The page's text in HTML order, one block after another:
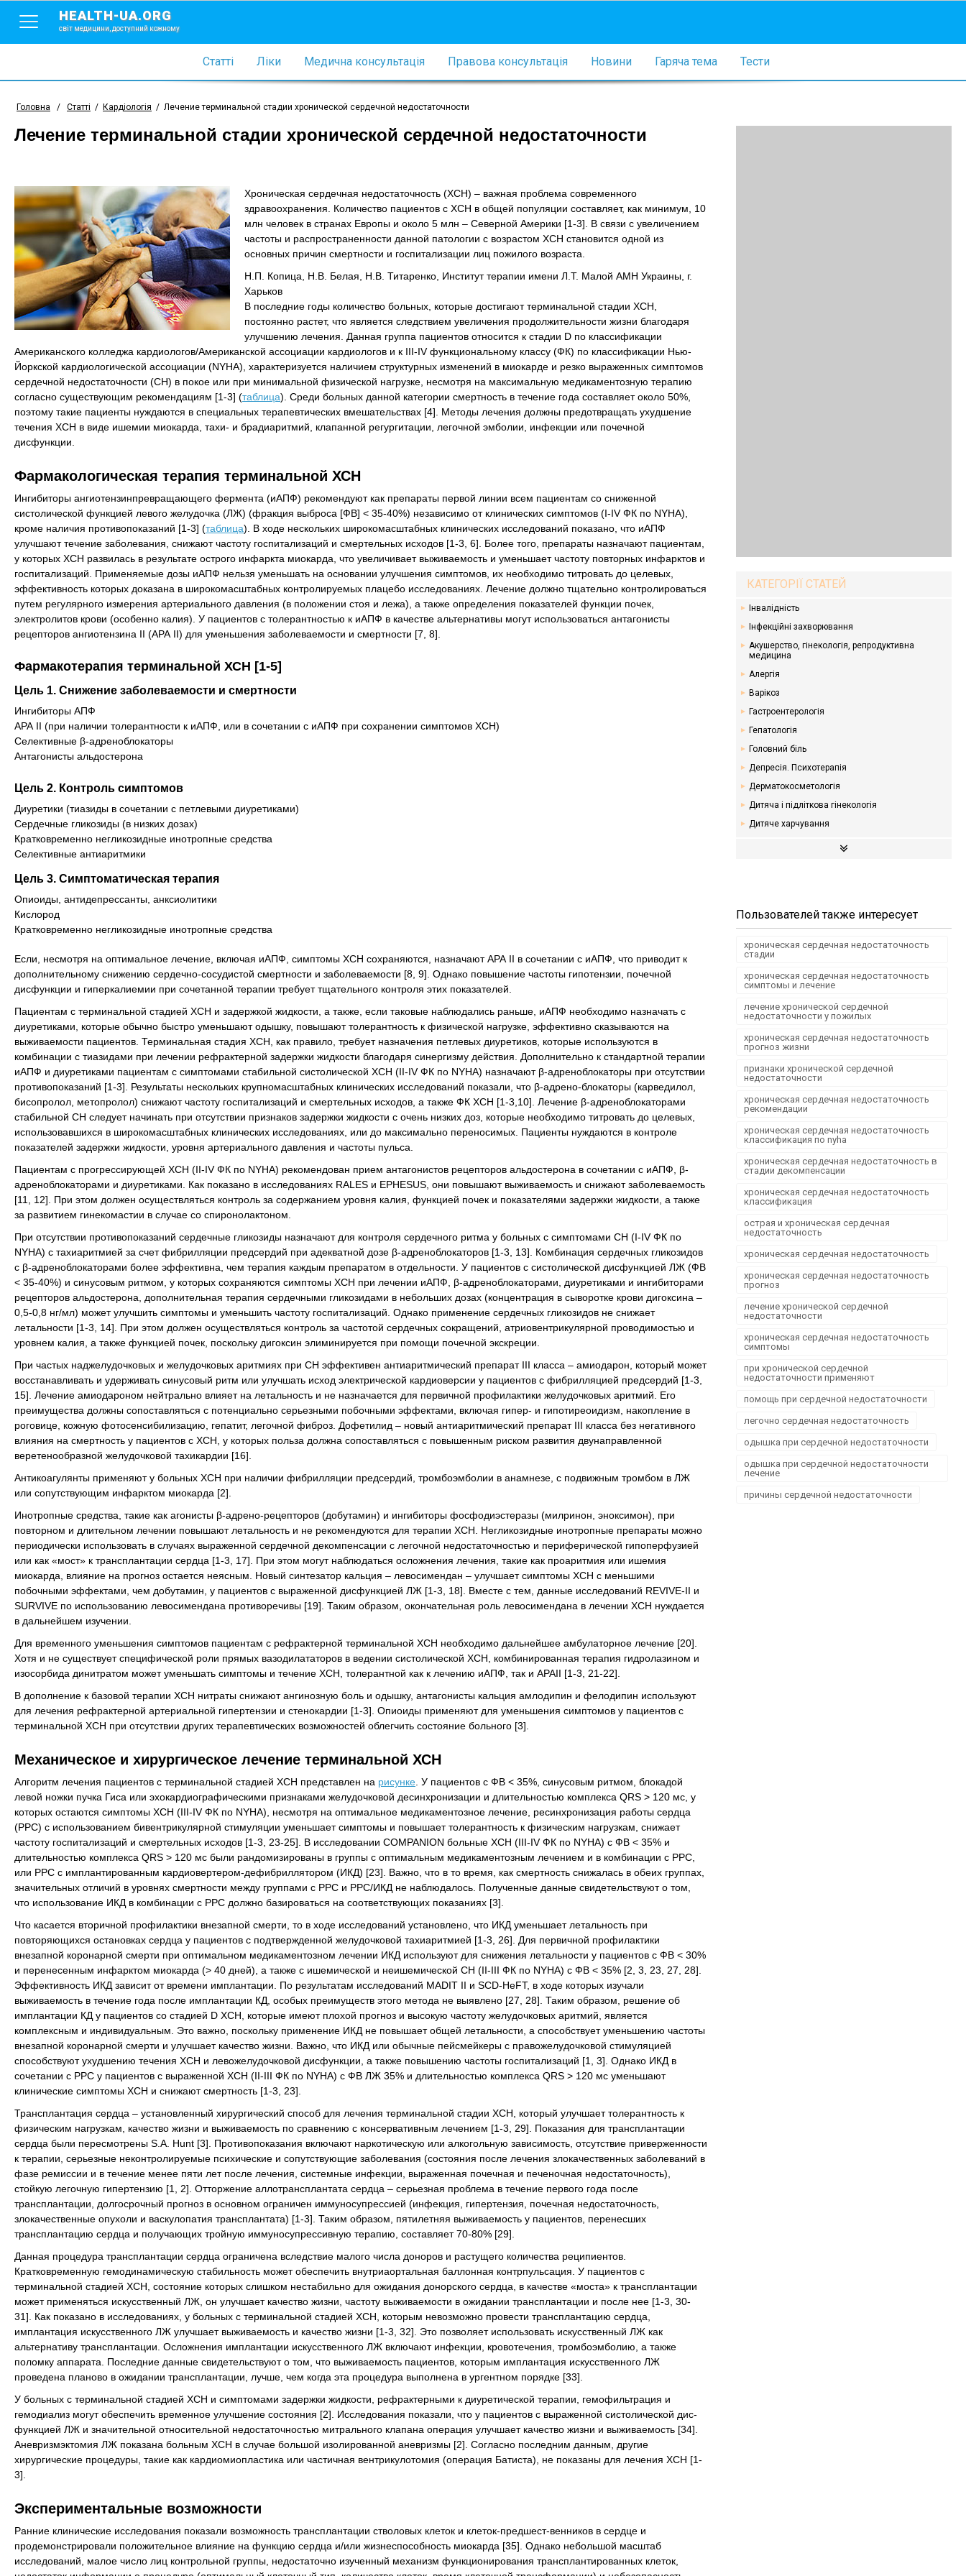
HEALTH-UA.ORG
світ медицини, доступний кожному
Статті Ліки Медична консультація Правова консультація Новини Гаряча тема Тести
Головна / Статті / Кардіологія / Лечение терминальной стадии хронической сердечной недостаточности
Лечение терминальной стадии хронической сердечной недостаточности
Хроническая сердечная недостаточность (ХСН) – важная проблема современного
здравоохранения. Количество пациентов с ХСН в общей популяции составляет, как минимум, 10
млн человек в странах Европы и около 5 млн – Северной Америки [1-3]. В связи с увеличением
частоты и распространенности данной патологии с возрастом ХСН становится одной из
основных причин смертности и госпитализации лиц пожилого возраста.
Н.П. Копица, Н.В. Белая, Н.В. Титаренко, Институт терапии имени Л.Т. Малой АМН Украины, г.
Харьков
В последние годы количество больных, которые достигают терминальной стадии ХСН,
постоянно растет, что является следствием увеличения продолжительности жизни благодаря
улучшению лечения. Данная группа пациентов относится к стадии D по классификации
Американского колледжа кардиологов/Американской ассоциации кардиологов и к III-IV функциональному классу (ФК) по классификации Нью-
Йоркской кардиологической ассоциации (NYHA), характеризуется наличием структурных изменений в миокарде и резко выраженных симптомов
сердечной недостаточности (СН) в покое или при минимальной физической нагрузке, несмотря на максимальную медикаментозную терапию
согласно существующим рекомендациям [1-3] (таблица). Среди больных данной категории смертность в течение года составляет около 50%,
поэтому такие пациенты нуждаются в специальных терапевтических вмешательствах [4]. Методы лечения должны предотвращать ухудшение
течения ХСН в виде ишемии миокарда, тахи- и брадиаритмий, клапанной регургитации, легочной эмболии, инфекции или почечной
дисфункции.
Фармакологическая терапия терминальной ХСН
Ингибиторы ангиотензинпревращающего фермента (иАПФ) рекомендуют как препараты первой линии всем пациентам со сниженной
систолической функцией левого желудочка (ЛЖ) (фракция выброса [ФВ] < 35-40%) независимо от клинических симптомов (I-IV ФК по NYHA),
кроме наличия противопоказаний [1-3] (таблица). В ходе нескольких широкомасштабных клинических исследований показано, что иАПФ
улучшают течение заболевания, снижают частоту госпитализаций и смертельных исходов [1-3, 6]. Более того, препараты назначают пациентам,
у которых ХСН развилась в результате острого инфаркта миокарда, что увеличивает выживаемость и уменьшает частоту повторных инфарктов и
госпитализаций. Применяемые дозы иАПФ нельзя уменьшать на основании улучшения симптомов, их необходимо титровать до целевых,
эффективность которых доказана в широкомасштабных контролируемых плацебо исследованиях. Лечение должно тщательно контролироваться
путем регулярного измерения артериального давления (в положении стоя и лежа), а также определения показателей функции почек,
электролитов крови (особенно калия). У пациентов с толерантностью к иАПФ в качестве альтернативы могут использоваться антагонисты
рецепторов ангиотензина II (АРА II) для уменьшения заболеваемости и смертности [7, 8].
Фармакотерапия терминальной ХСН [1-5]
Цель 1. Снижение заболеваемости и смертности
Ингибиторы АПФ
АРА II (при наличии толерантности к иАПФ, или в сочетании с иАПФ при сохранении симптомов ХСН)
Селективные β-адреноблокаторы
Антагонисты альдостерона
Цель 2. Контроль симптомов
Диуретики (тиазиды в сочетании с петлевыми диуретиками)
Сердечные гликозиды (в низких дозах)
Кратковременно негликозидные инотропные средства
Селективные антиаритмики
Цель 3. Симптоматическая терапия
Опиоиды, антидепрессанты, анксиолитики
Кислород
Кратковременно негликозидные инотропные средства
Если, несмотря на оптимальное лечение, включая иАПФ, симптомы ХСН сохраняются, назначают АРА II в сочетании с иАПФ, что приводит к
дополнительному снижению сердечно-сосудистой смертности и заболеваемости [8, 9]. Однако повышение частоты гипотензии, почечной
дисфункции и гиперкалиемии при сочетанной терапии требует тщательного контроля этих показателей.
Пациентам с терминальной стадией ХСН и задержкой жидкости, а также, если таковые наблюдались раньше, иАПФ необходимо назначать с
диуретиками, которые обычно быстро уменьшают одышку, повышают толерантность к физической нагрузке, эффективно сказываются на
выживаемости пациентов. Терминальная стадия ХСН, как правило, требует назначения петлевых диуретиков, которые используются в
комбинации с тиазидами при лечении рефрактерной задержки жидкости благодаря синергизму действия. Дополнительно к стандартной терапии
иАПФ и диуретиками пациентам с симптомами стабильной систолической ХСН (II-IV ФК по NYHA) назначают β-адреноблокаторы при отсутствии
противопоказаний [1-3]. Результаты нескольких крупномасштабных клинических исследований показали, что β-адрено-блокаторы (карведилол,
бисопролол, метопролол) снижают частоту госпитализаций и смертельных исходов, а также ФК ХСН [1-3,10]. Лечение β-адреноблокаторами
стабильной СН следует начинать при отсутствии признаков задержки жидкости с очень низких доз, которые необходимо титровать до целевых,
использовавшихся в широкомасштабных клинических исследованиях, или до максимально переносимых. Пациенты нуждаются в контроле
показателей задержки жидкости, уровня артериального давления и частоты пульса.
Пациентам с прогрессирующей ХСН (II-IV ФК по NYHA) рекомендован прием антагонистов рецепторов альдостерона в сочетании с иАПФ, β-
адреноблокаторами и диуретиками. Как показано в исследованиях RALES и EPHESUS, они повышают выживаемость и снижают заболеваемость
[11, 12]. При этом должен осуществляться контроль за содержанием уровня калия, функцией почек и показателями задержки жидкости, а также
за развитием гинекомастии в случае со спиронолактоном.
При отсутствии противопоказаний сердечные гликозиды назначают для контроля сердечного ритма у больных с симптомами СН (I-IV ФК по
NYHA) с тахиаритмией за счет фибрилляции предсердий при адекватной дозе β-адреноблокаторов [1-3, 13]. Комбинация сердечных гликозидов
с β-адреноблокаторами более эффективна, чем терапия каждым препаратом в отдельности. У пациентов с систолической дисфункцией ЛЖ (ФВ
< 35-40%) и синусовым ритмом, у которых сохраняются симптомы ХСН при лечении иАПФ, β-адреноблокаторами, диуретиками и ингибиторами
рецепторов альдостерона, дополнительная терапия сердечными гликозидами в небольших дозах (концентрация в сыворотке крови дигоксина –
0,5-0,8 нг/мл) может улучшить симптомы и уменьшить частоту госпитализаций. Однако применение сердечных гликозидов не снижает
летальности [1-3, 14]. При этом должен осуществляться контроль за частотой сердечных сокращений, атриовентрикулярной проводимостью и
уровнем калия, а также функцией почек, поскольку дигоксин элиминируется при помощи почечной экскреции.
При частых наджелудочковых и желудочковых аритмиях при СН эффективен антиаритмический препарат III класса – амиодарон, который может
восстанавливать и удерживать синусовый ритм или улучшать исход электрической кардиоверсии у пациентов с фибрилляцией предсердий [1-3,
15]. Лечение амиодароном нейтрально влияет на летальность и не назначается для первичной профилактики желудочковых аритмий. Его
преимущества должны сопоставляться с потенциально серьезными побочными эффектами, включая гипер- и гипотиреоидизм, накопление в
роговице, кожную фотосенсибилизацию, гепатит, легочной фиброз. Дофетилид – новый антиаритмический препарат III класса без негативного
влияния на смертность у пациентов с ХСН, у которых польза должна сопоставляться с повышенным риском развития двунаправленной
веретенообразной желудочковой тахикардии [16].
Антикоагулянты применяют у больных ХСН при наличии фибрилляции предсердий, тромбоэмболии в анамнезе, с подвижным тромбом в ЛЖ
или сопутствующим инфарктом миокарда [2].
Инотропные средства, такие как агонисты β-адрено-рецепторов (добутамин) и ингибиторы фосфодиэстеразы (милринон, эноксимон), при
повторном и длительном лечении повышают летальность и не рекомендуются для терапии ХСН. Негликозидные инотропные препараты можно
периодически использовать в случаях выраженной сердечной декомпенсации с легочной недостаточностью и периферической гипоперфузией
или как «мост» к трансплантации сердца [1-3, 17]. При этом могут наблюдаться осложнения лечения, такие как проаритмия или ишемия
миокарда, влияние на прогноз остается неясным. Новый синтезатор кальция – левосимендан – улучшает симптомы ХСН с меньшими
побочными эффектами, чем добутамин, у пациентов с выраженной дисфункцией ЛЖ [1-3, 18]. Вместе с тем, данные исследований REVIVE-II и
SURVIVE по использованию левосимендана противоречивы [19]. Таким образом, окончательная роль левосимендана в лечении XСН нуждается
в дальнейшем изучении.
Для временного уменьшения симптомов пациентам с рефрактерной терминальной ХСН необходимо дальнейшее амбулаторное лечение [20].
Хотя и не существует специфической роли прямых вазодилататоров в ведении систолической ХСН, комбинированная терапия гидролазином и
изосорбида динитратом может уменьшать симптомы и течение ХСН, толерантной как к лечению иАПФ, так и АРАII [1-3, 21-22].
В дополнение к базовой терапии ХСН нитраты снижают ангинозную боль и одышку, антагонисты кальция амлодипин и фелодипин используют
для лечения рефрактерной артериальной гипертензии и стенокардии [1-3]. Опиоиды применяют для уменьшения симптомов у пациентов с
терминальной ХСН при отсутствии других терапевтических возможностей облегчить состояние больного [3].
Механическое и хирургическое лечение терминальной ХСН
Алгоритм лечения пациентов с терминальной стадией ХСН представлен на рисунке . У пациентов с ФВ < 35%, синусовым ритмом, блокадой
левой ножки пучка Гиса или эхокардиографическими признаками желудочковой десинхронизации и длительностью комплекса QRS > 120 мс, у
которых остаются симптомы ХСН (III-IV ФК по NYHA), несмотря на оптимальное медикаментозное лечение, ресинхронизация работы сердца
(РРС) с использованием бивентрикулярной стимуляции уменьшает симптомы и повышает толерантность к физическим нагрузкам, снижает
частоту госпитализаций и смертельных исходов [1-3, 23-25]. В исследовании COMPANION больные ХСН (III-IV ФК по NYHA) с ФВ < 35% и
длительностью комплекса QRS > 120 мс были рандомизированы в группы с оптимальным медикаментозным лечением и в комбинации с РРС,
или РРС с имплантированным кардиовертером-дефибриллятором (ИКД) [23]. Важно, что в то время, как смертность снижалась в обеих группах,
значительных отличий в уровнях смертности между группами с РРС и РРС/ИКД не наблюдалось. Полученные данные свидетельствуют о том,
что использование ИКД в комбинации с РРС должно базироваться на соответствующих показаниях [3].
Что касается вторичной профилактики внезапной смерти, то в ходе исследований установлено, что ИКД уменьшает летальность при
повторяющихся остановках сердца у пациентов с подтвержденной желудочковой тахиаритмией [1-3, 26]. Для первичной профилактики
внезапной коронарной смерти при оптимальном медикаментозном лечении ИКД используют для снижения летальности у пациентов с ФВ < 30%
и перенесенным инфарктом миокарда (> 40 дней), а также с ишемической и неишемической СН (II-III ФК по NYHA) с ФВ < 35% [2, 3, 23, 27, 28].
Эффективность ИКД зависит от времени имплантации. По результатам исследований MADIT II и SCD-HeFT, в ходе которых изучали
выживаемость в течение года после имплантации КД, особых преимуществ этого метода не выявлено [27, 28]. Таким образом, решение об
имплантации КД у пациентов со стадией D ХСН, которые имеют плохой прогноз и высокую частоту желудочковых аритмий, является
комплексным и индивидуальным. Это важно, поскольку применение ИКД не повышает общей летальности, а способствует уменьшению частоты
внезапной коронарной смерти и улучшает качество жизни. Важно, что ИКД или обычные пейсмейкеры с правожелудочковой стимуляцией
способствуют ухудшению течения ХСН и левожелудочковой дисфункции, а также повышению частоты госпитализаций [1, 3]. Однако ИКД в
сочетании с РРС у пациентов с выраженной ХСН (II-III ФК по NYHA) с ФВ ЛЖ 35% и длительностью комплекса QRS > 120 мс уменьшают
клинические симптомы ХСН и снижают смертность [1-3, 23].
Трансплантация сердца – установленный хирургический способ для лечения терминальной стадии ХСН, который улучшает толерантность к
физическим нагрузкам, качество жизни и выживаемость по сравнению с консервативным лечением [1-3, 29]. Показания для трансплантации
сердца были пересмотрены S.A. Hunt [3]. Противопоказания включают наркотическую или алкогольную зависимость, отсутствие приверженности
к терапии, серьезные неконтролируемые психические и сопутствующие заболевания (состояния после лечения злокачественных заболеваний в
фазе ремиссии и в течение менее пяти лет после лечения, системные инфекции, выраженная почечная и печеночная недостаточность),
стойкую легочную гипертензию [1, 2]. Отторжение аллотрансплантата сердца – серьезная проблема в течение первого года после
трансплантации, долгосрочный прогноз в основном ограничен иммуносупрессией (инфекция, гипертензия, почечная недостаточность,
злокачественные опухоли и васкулопатия трансплантата) [1-3]. Таким образом, пятилетняя выживаемость у пациентов, перенесших
трансплантацию сердца и получающих тройную иммуносупрессивную терапию, составляет 70-80% [29].
Данная процедура трансплантации сердца ограничена вследствие малого числа доноров и растущего количества реципиентов.
Кратковременную гемодинамическую стабильность может обеспечить внутриаортальная баллонная контрпульсация. У пациентов с
терминальной стадией ХСН, состояние которых слишком нестабильно для ожидания донорского сердца, в качестве «моста» к трансплантации
может применяться искусственный ЛЖ, он улучшает качество жизни, частоту выживаемости в ожидании трансплантации и после нее [1-3, 30-
31]. Как показано в исследованиях, у больных с терминальной стадией ХСН, которым невозможно провести трансплантацию сердца,
имплантация искусственного ЛЖ улучшает выживаемость и качество жизни [1-3, 32]. Это позволяет использовать искусственный ЛЖ как
альтернативу трансплантации. Осложнения имплантации искусственного ЛЖ включают инфекции, кровотечения, тромбоэмболию, а также
поломку аппарата. Последние данные свидетельствуют о том, что выживаемость пациентов, которым имплантация искусственного ЛЖ
проведена планово в ожидании трансплантации, лучше, чем когда эта процедура выполнена в ургентном порядке [33].
У больных с терминальной стадией ХСН и симптомами задержки жидкости, рефрактерными к диуретической терапии, гемофильтрация и
гемодиализ могут обеспечить временное улучшение состояния [2]. Исследования показали, что у пациентов с выраженной систолической дис-
функцией ЛЖ и значительной относительной недостаточностью митрального клапана операция улучшает качество жизни и выживаемость [34].
Аневризмэктомия ЛЖ показана больным ХСН в случае большой изолированной аневризмы [2]. Согласно последним данным, другие
хирургические процедуры, такие как кардиомиопластика или частичная вентрикулотомия (операция Батиста), не показаны для лечения ХСН [1-
3].
Экспериментальные возможности
Ранние клинические исследования показали возможность трансплантации стволовых клеток и клеток-предшест-венников в сердце и
продемонстрировали положительное влияние на функцию сердца и/или жизнеспособность миокарда [35]. Однако небольшой масштаб
исследований, малое число лиц контрольной группы, недостаточно изученный механизм функционирования трансплантированных клеток,
КАТЕГОРІЇ СТАТЕЙ
Інвалідність
Інфекційні захворювання
Акушерство, гінекологія, репродуктивна
медицина
Алергія
Варікоз
Гастроентерологія
Гепатологія
Головний біль
Депресія. Психотерапія
Дерматокосметологія
Дитяча і підліткова гінекологія
Дитяче харчування
Ендокринологія. Цукровий діабет
Неврологія
Отоларингологія
Офтальмологія
Пульмонологія, фтизіатрія
Травматологія і ортопедія
Урологія і нефрологія
Школа здоров'я
Щеплення
Пользователей также интересует
хроническая сердечная недостаточность
стадии
хроническая сердечная недостаточность
симптомы и лечение
лечение хронической сердечной
недостаточности у пожилых
хроническая сердечная недостаточность
прогноз жизни
признаки хронической сердечной
недостаточности
хроническая сердечная недостаточность
рекомендации
хроническая сердечная недостаточность
классификация по nyha
хроническая сердечная недостаточность в
стадии декомпенсации
хроническая сердечная недостаточность
классификация
острая и хроническая сердечная
недостаточность
хроническая сердечная недостаточность
хроническая сердечная недостаточность
прогноз
лечение хронической сердечной
недостаточности
хроническая сердечная недостаточность
симптомы
при хронической сердечной
недостаточности применяют
помощь при сердечной недостаточности
легочно сердечная недостаточность
одышка при сердечной недостаточности
одышка при сердечной недостаточности
лечение
причины сердечной недостаточности